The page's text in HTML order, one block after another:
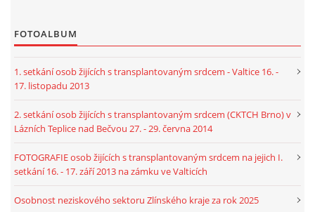
FOTOALBUM
1. setkání osob žijících s transplantovaným srdcem - Valtice 16. -
17. listopadu 2013
2. setkání osob žijících s transplantovaným srdcem (CKTCH Brno) v
Lázních Teplice nad Bečvou 27. - 29. června 2014
FOTOGRAFIE osob žijících s transplantovaným srdcem na jejich I.
setkání 16. - 17. září 2013 na zámku ve Valticích
Osobnost neziskového sektoru Zlínského kraje za rok 2025